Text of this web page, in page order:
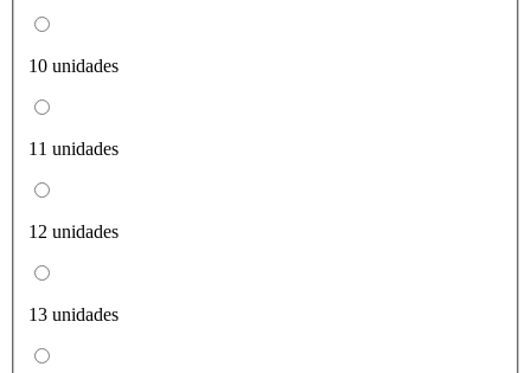
10 unidades
11 unidades
12 unidades
13 unidades